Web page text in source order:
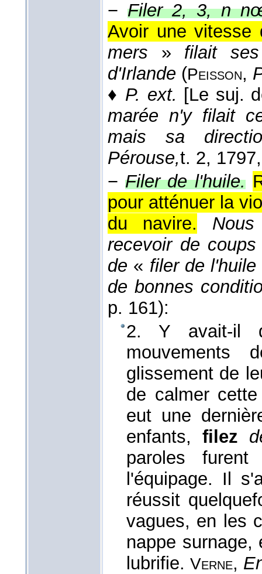
− Filer 2, 3, n
Avoir une
mers » filait
d'Irlande (Peisson,
♦ P. ext. [Le suj.
marée n'y filait
mais sa
Pérouse,t. 2, 1797
−Filer de l'huile.
pour atténuer la
du navire.
recevoir de
de « filer de l'huile
de bonnes
p. 161):
2. Y avait-il
glissement de
de calmer
eut une
enfants, filez
paroles
l'équipage. Il
réussit
vagues, en les
nappe
lubrifie. Verne,